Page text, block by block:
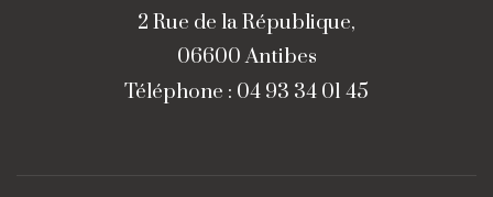
2 Rue de la République,
06600 Antibes
Téléphone : 04 93 34 01 45